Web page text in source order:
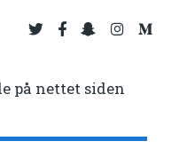
på nettet siden